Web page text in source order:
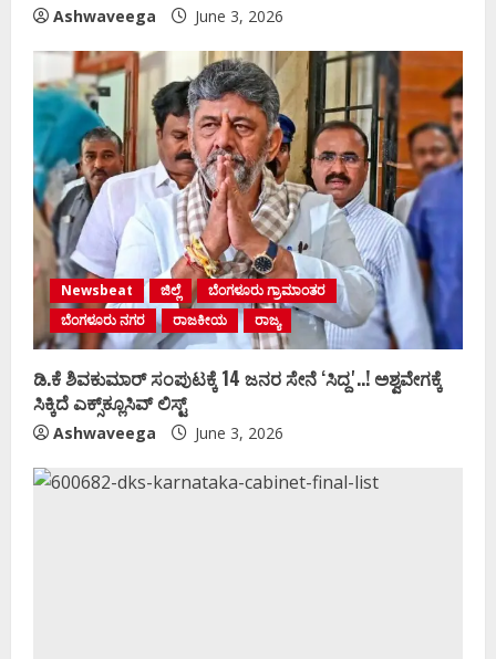
Ashwaveega June 3, 2026
Newsbeat ಜಿಲ್ಲೆ
ಬೆಂಗಳೂರು ಗ್ರಾಮಾಂತರ
ಬೆಂಗಳೂರು ನಗರ
ರಾಜಕೀಯ ರಾಜ್ಯ
ಡಿ.ಕೆ ಶಿವಕುಮಾರ್‌ ಸಂಪುಟಕ್ಕೆ 14 ಜನರ ಸೇನೆ ʻಸಿದ್ದʼ..! ಅಶ್ವವೇಗಕ್ಕೆ
ಸಿಕ್ಕಿದೆ ಎಕ್ಸ್‌ಕ್ಲೂಸಿವ್‌ ಲಿಸ್ಟ್‌
Ashwaveega June 3, 2026